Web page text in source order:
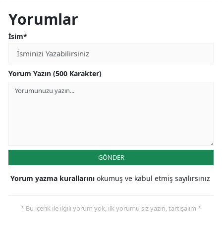
Yorumlar
İsim*
Yorum Yazın (500 Karakter)
GÖNDER
Yorum yazma kurallarını okumuş ve kabul etmiş sayılırsınız
* Bu içerik ile ilgili yorum yok, ilk yorumu siz yazın, tartışalım *